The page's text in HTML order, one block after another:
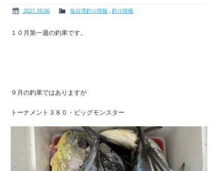
ボート免許
2021.10.06 仙台湾釣り情報 ,釣り情報
１０月第一週の釣果です。
９月の釣果ではありますが
トーナメント３８０・ビッグモンスター